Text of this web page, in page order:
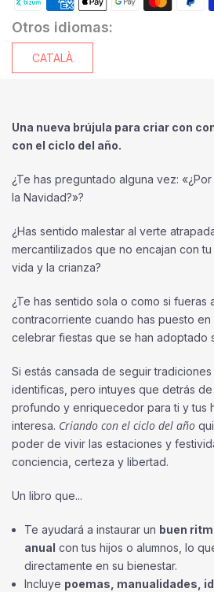
Otros idiomas:
CATALÀ
Una nueva brújula para criar con
con el ciclo del año.
¿Te has preguntado alguna vez:
la Navidad?»?
¿Has sentido malestar al verte
mercantilizados que no encajan con
vida y la crianza?
¿Te has sentido sola o como si fueras
contracorriente cuando has puesto
celebrar fiestas que se han adoptado
Si estás cansada de seguir
identificas, pero intuyes que detrás
profundo y enriquecedor para ti y tus
interesa. Criando con el ciclo del año
poder de vivir las estaciones y
conciencia, certeza y libertad.
Un libro que...
Te ayudará a instaurar un buen
anual con tus hijos o alumnos, lo
directamente en su bienestar.
Incluye poemas, manualidades,